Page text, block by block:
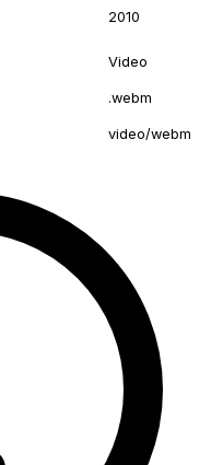
2010
Video
.webm
video/webm